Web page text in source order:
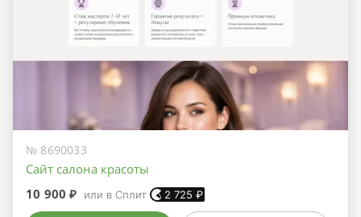
№ 8690033
Сайт салона красоты
10 900 ₽
или в Сплит 2 725 ₽